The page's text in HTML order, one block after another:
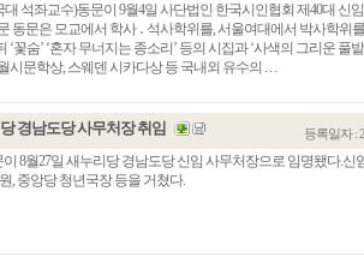
동문동정
동국의 창
경조사
이달의 시
회관건립기금 기부자
장학발전기금 기부자
대 석좌교수)동문이 9월4일 사단법인 한국시인협회 제40대 신
동문은 모교에서 학사 ․ 석사학위를, 서울여대에서 박사학위
‘꽃숨’ ‘혼자 무너지는 종소리’ 등의 시집과 ‘사색의 그리운 풀
시문학상, 스웨덴 시카다상 등 국내외 유수의 . . .
경남도당 사무처장 취임 등록일자 :
이 8월27일 새누리당 경남도당 신임 사무처장으로 임명됐다.신
, 중앙당 청년국장 등을 거쳤다.